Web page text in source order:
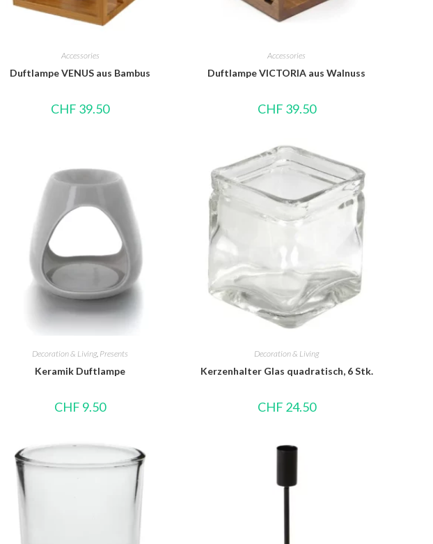
Accessories
Duftlampe VENUS aus Bambus
CHF 39.50
Accessories
Duftlampe VICTORIA aus Walnuss
CHF 39.50
Decoration & Living, Presents
Keramik Duftlampe
CHF 9.50
Decoration & Living
Kerzenhalter Glas quadratisch, 6 Stk.
CHF 24.50